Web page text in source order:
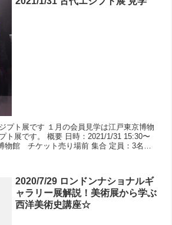
プト展です １月の会員見学は江戸東京博物
時：2021/1/31 15:30〜
2020/7/29 ロンドンナショナルギ
ャラリー展解説！美術展から学ぶ
西洋美術史講座☆